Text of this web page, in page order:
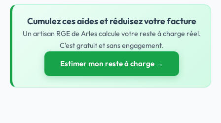
Cumulez ces aides et réduisez votre facture
Un artisan RGE de Arles calcule votre reste à charge réel.
C'est gratuit et sans engagement.
Estimer mon reste à charge →